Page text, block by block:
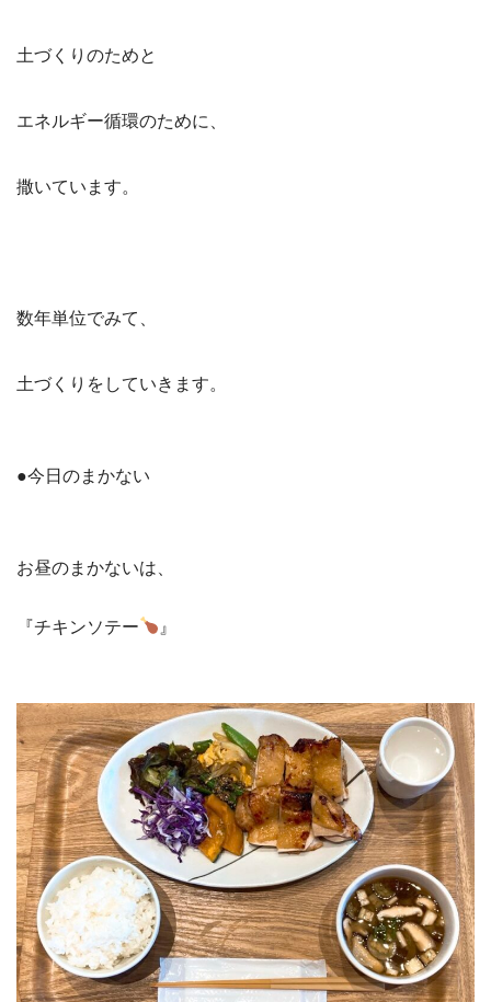
土づくりのためと
エネルギー循環のために、
撒いています。
数年単位でみて、
土づくりをしていきます。
●今日のまかない
お昼のまかないは、
『チキンソテー 』